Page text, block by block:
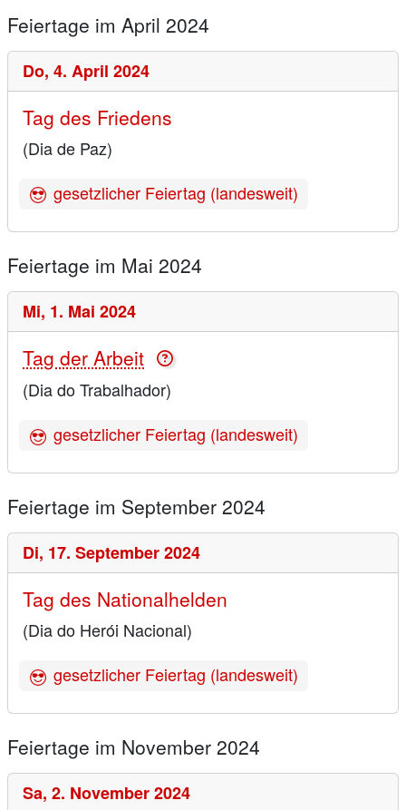
Feiertage im April 2024
Do, 4. April 2024
Tag des Friedens
(Dia de Paz)
gesetzlicher Feiertag (landesweit)
Feiertage im Mai 2024
Mi, 1. Mai 2024
Tag der Arbeit
(Dia do Trabalhador)
gesetzlicher Feiertag (landesweit)
Feiertage im September 2024
Di, 17. September 2024
Tag des Nationalhelden
(Dia do Herói Nacional)
gesetzlicher Feiertag (landesweit)
Feiertage im November 2024
Sa, 2. November 2024